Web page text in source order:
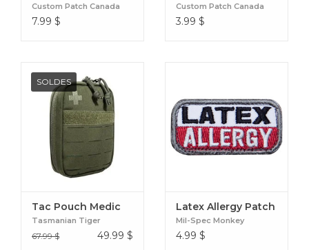
Custom Patch Canada
7.99 $
Custom Patch Canada
3.99 $
SOLDES
Tac Pouch Medic
Tasmanian Tiger
67.99 $ 49.99 $
Latex Allergy Patch
Mil-Spec Monkey
4.99 $